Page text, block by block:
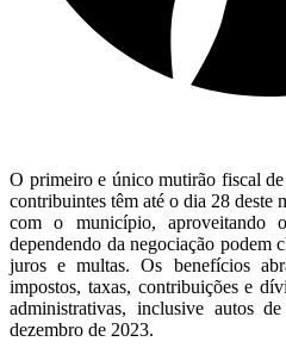
O primeiro e único mutirão fiscal
contribuintes têm até o dia 28 deste
com o município, aproveitando
dependendo da negociação podem
juros e multas. Os benefícios
impostos, taxas, contribuições e
administrativas, inclusive autos
dezembro de 2023.